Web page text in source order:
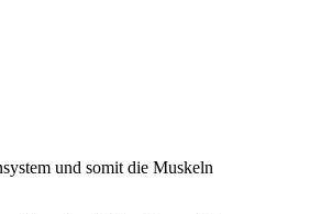
und somit die Muskeln